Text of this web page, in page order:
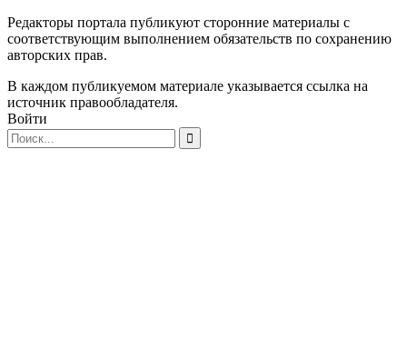
Редакторы портала публикуют сторонние материалы с
соответствующим выполнением обязательств по сохранению
авторских прав.
В каждом публикуемом материале указывается ссылка на
источник правообладателя.
Войти